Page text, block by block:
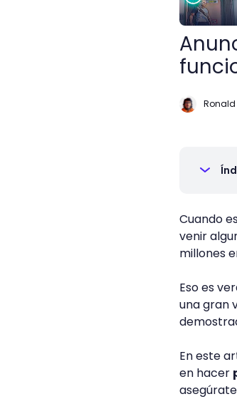
Cuando
venir
millones
Eso es
una gran
En este
en hacer